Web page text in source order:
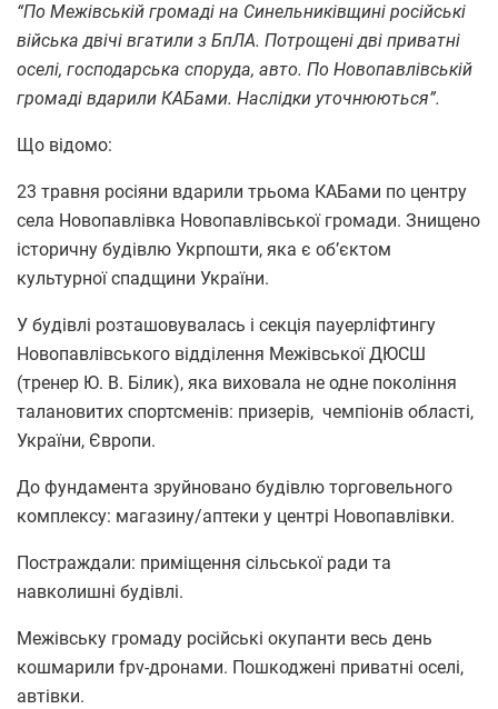
“По Межівській громаді на Синельниківщині російські
війська двічі вгатили з БпЛА. Потрощені дві приватні
оселі, господарська споруда, авто. По Новопавлівській
громаді вдарили КАБами. Наслідки уточнюються”.
Що відомо:
23 травня росіяни вдарили трьома КАБами по центру
села Новопавлівка Новопавлівської громади. Знищено
історичну будівлю Укрпошти, яка є об’єктом
культурної спадщини України.
У будівлі розташовувалась і секція пауерліфтингу
Новопавлівського відділення Межівської ДЮСШ
(тренер Ю. В. Білик), яка виховала не одне покоління
талановитих спортсменів: призерів, чемпіонів області,
України, Європи.
До фундамента зруйновано будівлю торговельного
комплексу: магазину/аптеки у центрі Новопавлівки.
Постраждали: приміщення сільської ради та
навколишні будівлі.
Межівську громаду російські окупанти весь день
кошмарили fpv-дронами. Пошкоджені приватні оселі,
автівки.